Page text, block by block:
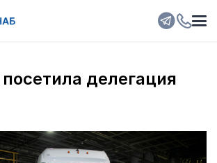
делегация